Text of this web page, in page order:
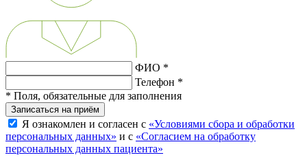
ФИО *
Телефон *
* Поля, обязательные для заполнения
Записаться на приём
Я ознакомлен и согласен с «Условиями сбора и обработки
персональных данных» и с «Согласием на обработку
персональных данных пациента»